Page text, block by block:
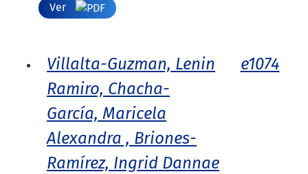
Ver
Villalta-Guzman, Lenin
Ramiro, Chacha-
García, Maricela
Alexandra , Briones-
Ramírez, Ingrid Dannae
e1074